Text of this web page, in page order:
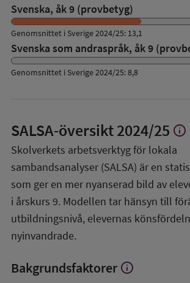
Svenska, åk 9 (provbetyg)
Genomsnittet i Sverige 2024/25: 13,1
Svenska som andraspråk, åk 9
Genomsnittet i Sverige 2024/25: 8,8
SALSA-översikt2024/25 Visa
om
info
Skolverkets arbetsverktyg för lokala
sambandsanalyser (SALSA) är en
som ger en mer nyanserad bild av
i årskurs 9. Modellen tar hänsyn till
utbildningsnivå, elevernas
nyinvandrade.
Bakgrundsfaktorer Visa
info